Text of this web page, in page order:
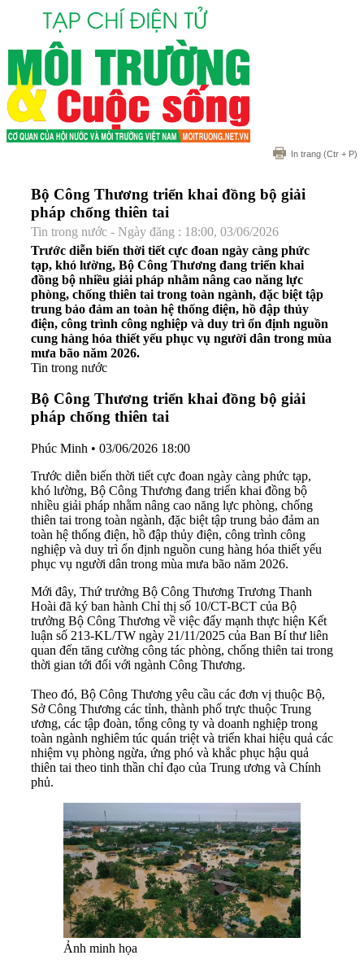
In trang (Ctr + P)
Bộ Công Thương triển khai đồng bộ giải
pháp chống thiên tai
Tin trong nước - Ngày đăng : 18:00, 03/06/2026
Trước diễn biến thời tiết cực đoan ngày càng phức
tạp, khó lường, Bộ Công Thương đang triển khai
đồng bộ nhiều giải pháp nhằm nâng cao năng lực
phòng, chống thiên tai trong toàn ngành, đặc biệt tập
trung bảo đảm an toàn hệ thống điện, hồ đập thủy
điện, công trình công nghiệp và duy trì ổn định nguồn
cung hàng hóa thiết yếu phục vụ người dân trong mùa
mưa bão năm 2026.
Tin trong nước
Bộ Công Thương triển khai đồng bộ giải
pháp chống thiên tai
Phúc Minh • 03/06/2026 18:00
Trước diễn biến thời tiết cực đoan ngày càng phức tạp,
khó lường, Bộ Công Thương đang triển khai đồng bộ
nhiều giải pháp nhằm nâng cao năng lực phòng, chống
thiên tai trong toàn ngành, đặc biệt tập trung bảo đảm an
toàn hệ thống điện, hồ đập thủy điện, công trình công
nghiệp và duy trì ổn định nguồn cung hàng hóa thiết yếu
phục vụ người dân trong mùa mưa bão năm 2026.
Mới đây, Thứ trưởng Bộ Công Thương Trương Thanh
Hoài đã ký ban hành Chỉ thị số 10/CT-BCT của Bộ
trưởng Bộ Công Thương về việc đẩy mạnh thực hiện Kết
luận số 213-KL/TW ngày 21/11/2025 của Ban Bí thư liên
quan đến tăng cường công tác phòng, chống thiên tai trong
thời gian tới đối với ngành Công Thương.
Theo đó, Bộ Công Thương yêu cầu các đơn vị thuộc Bộ,
Sở Công Thương các tỉnh, thành phố trực thuộc Trung
ương, các tập đoàn, tổng công ty và doanh nghiệp trong
toàn ngành nghiêm túc quán triệt và triển khai hiệu quả các
nhiệm vụ phòng ngừa, ứng phó và khắc phục hậu quả
thiên tai theo tinh thần chỉ đạo của Trung ương và Chính
phủ.
Ảnh minh họa